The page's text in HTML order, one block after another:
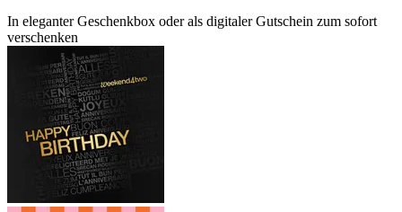
In eleganter Geschenkbox oder als digitaler Gutschein zum sofort
verschenken